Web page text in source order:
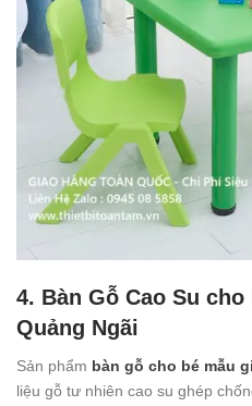
4. Bàn Gỗ Cao Su
Quảng Ngãi
Sản phẩm bàn gỗ cho bé mẫu
liệu gỗ tư nhiên cao su ghép